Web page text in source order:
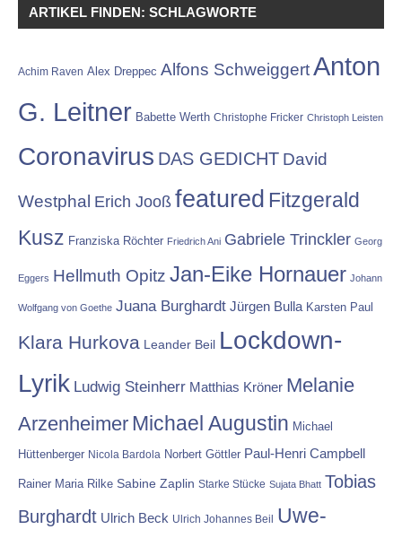
ARTIKEL FINDEN: SCHLAGWORTE
Achim Raven Alex Dreppec Alfons SchweiggertAnton
G. Leitner Babette Werth Christophe Fricker Christoph Leisten
Coronavirus DAS GEDICHT David
Westphal Erich Jooß featured Fitzgerald
Kusz Franziska Röchter Friedrich Ani Gabriele Trinckler Georg
Eggers Hellmuth Opitz Jan-Eike Hornauer Johann
Wolfgang von Goethe Juana Burghardt Jürgen Bulla Karsten Paul
Klara Hurkova Leander Beil Lockdown-
Lyrik Ludwig Steinherr Matthias Kröner Melanie
Arzenheimer Michael Augustin Michael
Hüttenberger Nicola Bardola Norbert Göttler Paul-Henri Campbell
Rainer Maria Rilke Sabine Zaplin Starke Stücke Sujata Bhatt Tobias
Burghardt Ulrich Beck Ulrich Johannes Beil Uwe-